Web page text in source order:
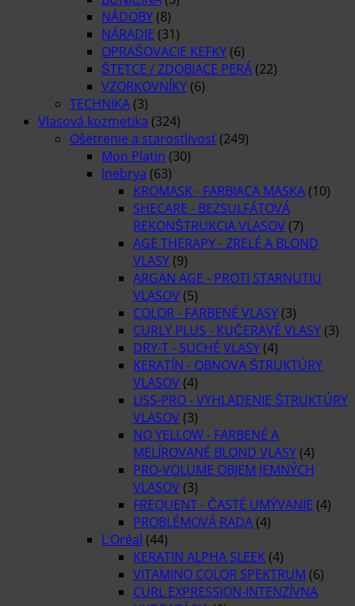
NÁDOBY (8)
NÁRADIE (31)
OPRAŠOVACIE KEFKY (6)
ŠTETCE / ZDOBIACE PERÁ (22)
VZORKOVNÍKY (6)
TECHNIKA (3)
Vlasová kozmetika (324)
Ošetrenie a starostlivosť (249)
Mon Platin (30)
Inebrya (63)
KROMASK - FARBIACA MASKA (10)
SHECARE - BEZSULFÁTOVÁ
REKONŠTRUKCIA VLASOV (7)
AGE THERAPY - ZRELÉ A BLOND
VLASY (9)
ARGAN AGE - PROTI STARNUTIU
VLASOV (5)
COLOR - FARBENÉ VLASY (3)
CURLY PLUS - KUČERAVÉ VLASY (3)
DRY-T - SUCHÉ VLASY (4)
KERATÍN - OBNOVA ŠTRUKTÚRY
VLASOV (4)
LISS-PRO - VYHLADENIE ŠTRUKTÚRY
VLASOV (3)
NO YELLOW - FARBENÉ A
MELÍROVANÉ BLOND VLASY (4)
PRO-VOLUME OBJEM JEMNÝCH
VLASOV (3)
FREQUENT - ČASTÉ UMÝVANIE (4)
PROBLÉMOVÁ RADA (4)
L’Oréal (44)
KERATIN ALPHA SLEEK (4)
VITAMINO COLOR SPEKTRUM (6)
CURL EXPRESSION-INTENZÍVNA